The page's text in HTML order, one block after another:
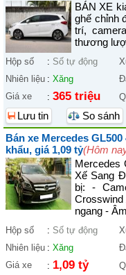
BÁN XE
ghế chỉnh
trí,
thương
Hộp số : Số tự động
Nhiên liệu : Xăng
Giá xe
: 365 triệu
Lưu tin
So sánh
Bán xe Mercedes
khẩu, giá 1,09 tỷ(Hôm
Mercedes
Xế Sang
bị: -
ngang -
Hộp số : Số tự động
Nhiên liệu : Xăng
Giá xe
: 1,09 tỷ